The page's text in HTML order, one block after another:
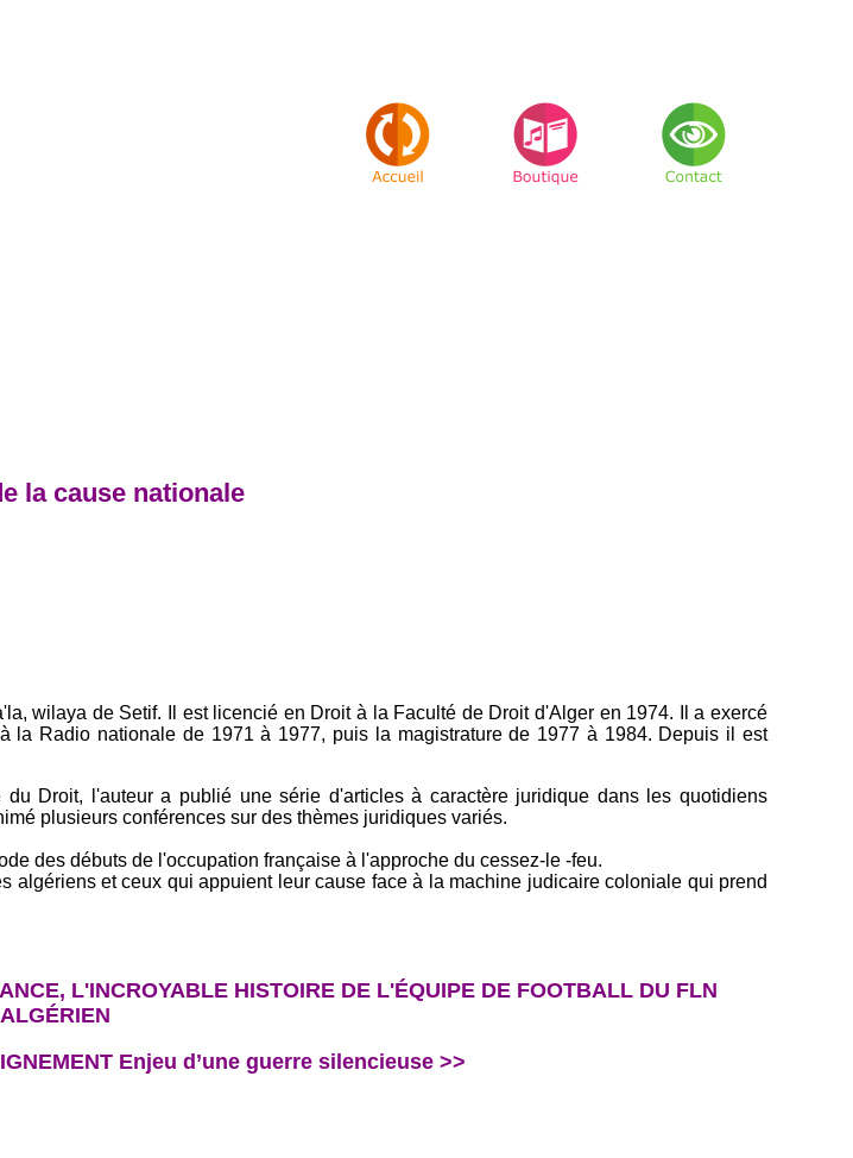
la cause nationale
wilaya de Setif. Il est licencié en Droit à la Faculté de Droit d'Alger en 1974. Il a exercé
la Radio nationale de 1971 à 1977, puis la magistrature de 1977 à 1984. Depuis il est
Droit, l'auteur a publié une série d'articles à caractère juridique dans les quotidiens
plusieurs conférences sur des thèmes juridiques variés.
des débuts de l'occupation française à l'approche du cessez-le -feu.
algériens et ceux qui appuient leur cause face à la machine judicaire coloniale qui prend
L'INCROYABLE HISTOIRE DE L'ÉQUIPE DE FOOTBALL DU FLN
ALGÉRIEN
Enjeu d’une guerre silencieuse >>